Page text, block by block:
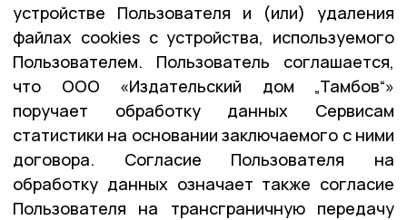
устройстве Пользователя и (или) удаления
файлах cookies с устройства, используемого
Пользователем. Пользователь соглашается,
что ООО «Издательский дом „Тамбов“»
поручает обработку данных Сервисам
статистики на основании заключаемого с ними
договора. Согласие Пользователя на
обработку данных означает также согласие
Пользователя на трансграничную передачу